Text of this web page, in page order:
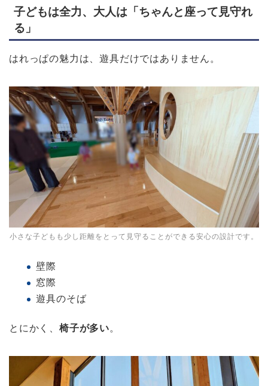
子どもは全力、大人は「ちゃんと座って見守れ
る」
はれっぱの魅力は、遊具だけではありません。
小さな子どもも少し距離をとって見守ることができる安心の設計です。
壁際
窓際
遊具のそば
とにかく、 椅子が多い。